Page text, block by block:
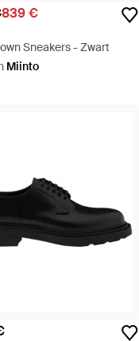
839 €
Sneakers - Zwart
Miinto